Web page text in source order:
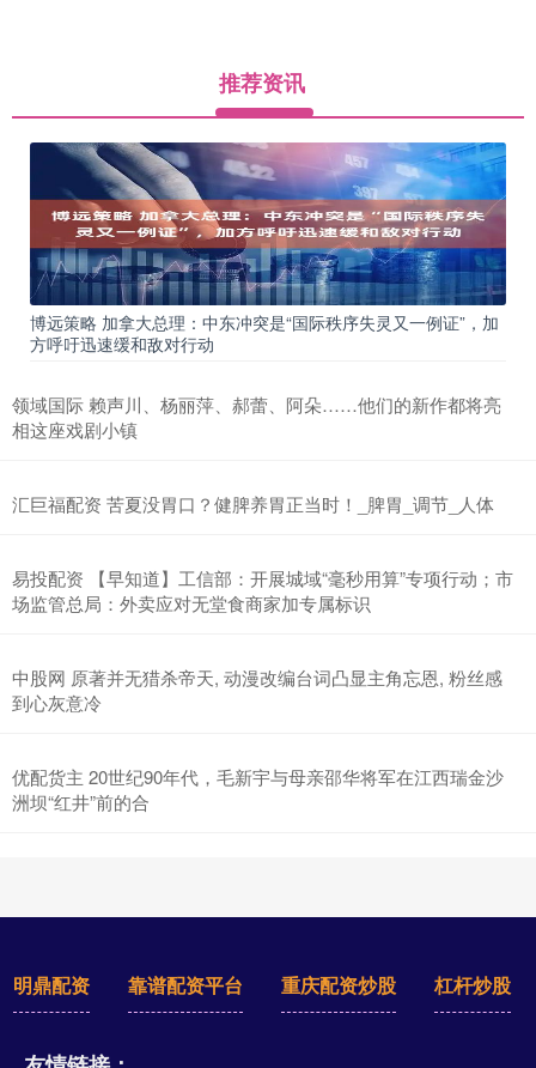
推荐资讯
博远策略 加拿大总理：中东冲突是“国际秩序失灵又一例证”，加
方呼吁迅速缓和敌对行动
领域国际 赖声川、杨丽萍、郝蕾、阿朵……他们的新作都将亮
相这座戏剧小镇
汇巨福配资 苦夏没胃口？健脾养胃正当时！_脾胃_调节_人体
易投配资 【早知道】工信部：开展城域“毫秒用算”专项行动；市
场监管总局：外卖应对无堂食商家加专属标识
中股网 原著并无猎杀帝天, 动漫改编台词凸显主角忘恩, 粉丝感
到心灰意冷
优配货主 20世纪90年代，毛新宇与母亲邵华将军在江西瑞金沙
洲坝“红井”前的合
明鼎配资 靠谱配资平台 重庆配资炒股 杠杆炒股